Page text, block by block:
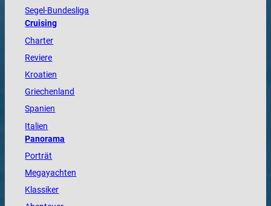
Segel-Bundesliga
Cruising
Charter
Reviere
Kroatien
Griechenland
Spanien
Italien
Panorama
Porträt
Megayachten
Klassiker